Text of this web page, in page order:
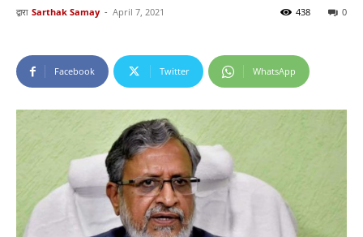
द्वारा Sarthak Samay - April 7, 2021 0
438
Facebook Twitter WhatsApp